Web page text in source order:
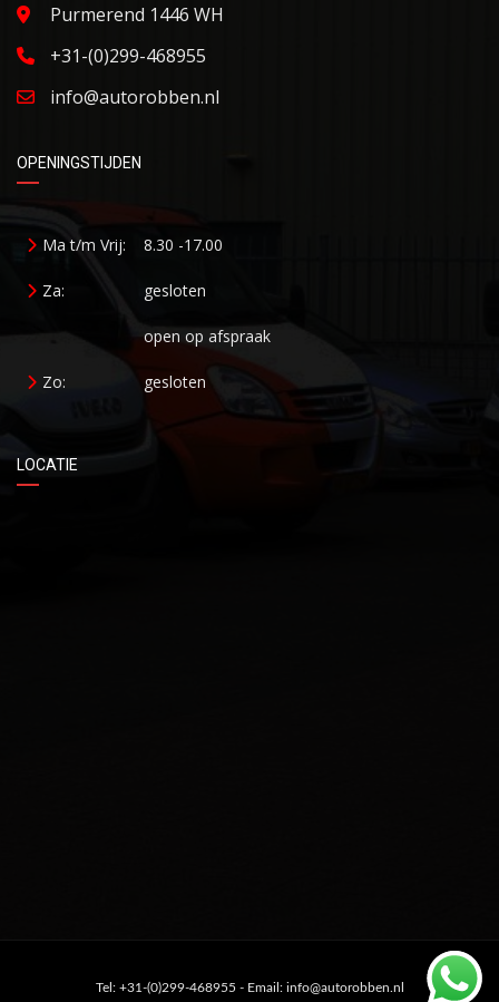
Purmerend 1446 WH
+31-(0)299-468955
info@autorobben.nl
OPENINGSTIJDEN
Ma t/m Vrij: 8.30 -17.00
Za: gesloten
open op afspraak
Zo: gesloten
LOCATIE
Tel: +31-(0)299-468955 - Email: info@autorobben.nl